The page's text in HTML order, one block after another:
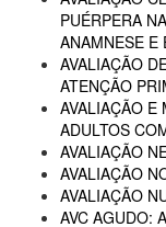
PUÉRPERA
ANAMNESE E
AVALIAÇÃO
ATENÇÃO
AVALIAÇÃO E
ADULTOS
AVALIAÇÃO
AVALIAÇÃO
AVALIAÇÃO
AVC AGUDO: